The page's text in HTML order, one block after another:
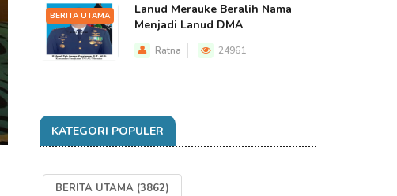
BERITA UTAMA
Lanud Merauke Beralih Nama
Menjadi Lanud DMA
Ratna 24961
KATEGORI POPULER
BERITA UTAMA (3862)